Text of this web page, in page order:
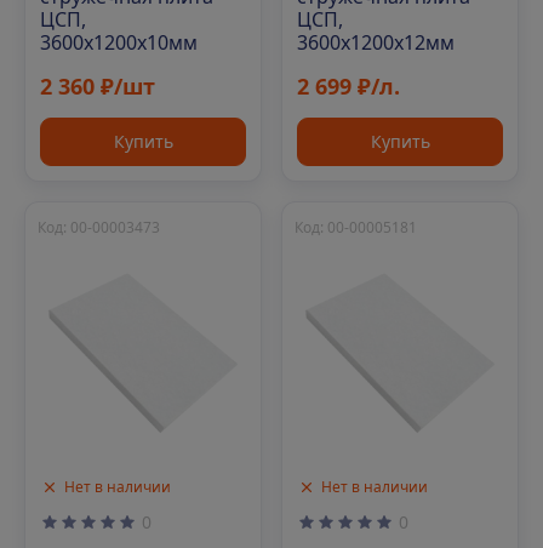
ЦСП,
3600х1200х10мм
2 360 ₽/шт
Купить
ЦСП,
3600х1200х12мм
2 699 ₽/л.
Купить
Нет в наличии
Код: 00-00003473
0
Нет в наличии
Код: 00-00005181
0